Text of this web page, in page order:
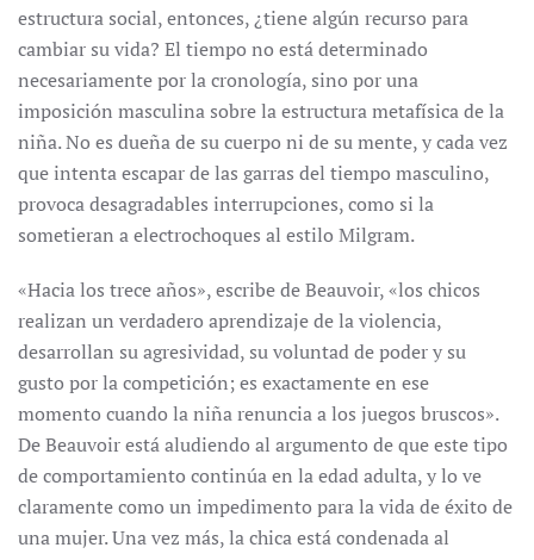
estructura social, entonces, ¿tiene algún recurso para
cambiar su vida? El tiempo no está determinado
necesariamente por la cronología, sino por una
imposición masculina sobre la estructura metafísica de la
niña. No es dueña de su cuerpo ni de su mente, y cada vez
que intenta escapar de las garras del tiempo masculino,
provoca desagradables interrupciones, como si la
sometieran a electrochoques al estilo Milgram.
«Hacia los trece años», escribe de Beauvoir, «los chicos
realizan un verdadero aprendizaje de la violencia,
desarrollan su agresividad, su voluntad de poder y su
gusto por la competición; es exactamente en ese
momento cuando la niña renuncia a los juegos bruscos».
De Beauvoir está aludiendo al argumento de que este tipo
de comportamiento continúa en la edad adulta, y lo ve
claramente como un impedimento para la vida de éxito de
una mujer. Una vez más, la chica está condenada al